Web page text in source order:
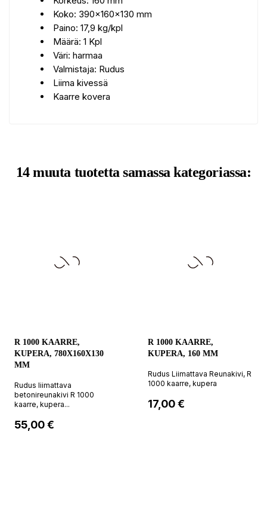
Koko: 390x160x130 mm
Paino: 17,9 kg/kpl
Määrä: 1 Kpl
Väri: harmaa
Valmistaja: Rudus
Liima kivessä
Kaarre kovera
14 muuta tuotetta samassa kategoriassa:
R 1000 KAARRE,
KUPERA, 780X160X130
MM
Rudus liimattava
betonireunakivi R 1000
kaarre, kupera...
Hinta
55,00 €
R 1000 KAARRE,
KUPERA, 160 MM
Rudus Liimattava Reunakivi, R
1000 kaarre, kupera
Hinta
17,00 €